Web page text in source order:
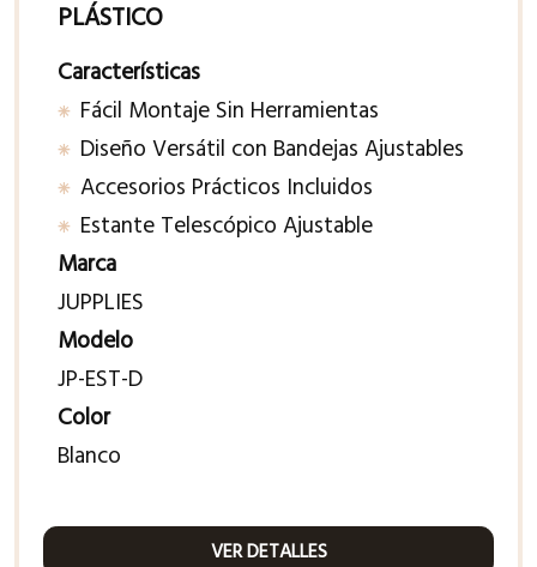
PLÁSTICO
Características
Fácil Montaje Sin Herramientas
Diseño Versátil con Bandejas Ajustables
Accesorios Prácticos Incluidos
Estante Telescópico Ajustable
Marca
JUPPLIES
Modelo
JP-EST-D
Color
Blanco
VER DETALLES